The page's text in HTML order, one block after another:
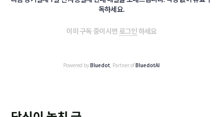
독하세요.
이미 구독 중이시면 로그인하세요
Powered byBluedot , Partner ofBluedotAI